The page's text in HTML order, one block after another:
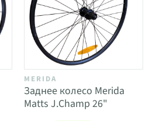
MERIDA
Заднее колесо Merida
Matts J.Champ 26"